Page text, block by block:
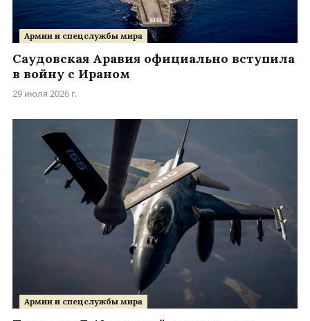
Армии и спецслужбы мира
Саудовская Аравия официально вступила
в войну с Ираном
29 июля 2026 г.
Армии и спецслужбы мира